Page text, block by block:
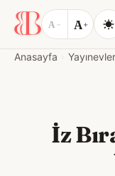
A − A+
Anasayfa
İz